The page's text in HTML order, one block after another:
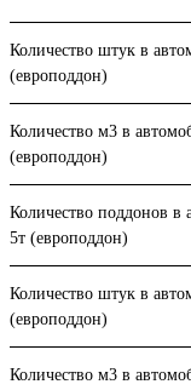
Количество штук в
(европоддон)
Количество м3 в
(европоддон)
Количество поддонов в
5т (европоддон)
Количество штук в
(европоддон)
Количество м3 в